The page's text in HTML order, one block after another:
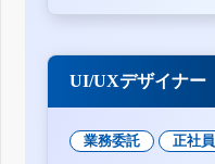
UI/UXデザイナー
業務委託 正社員